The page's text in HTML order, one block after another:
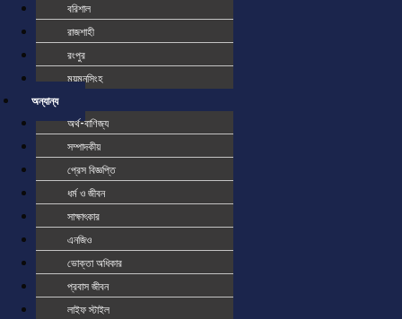
বরিশাল
রাজশাহী
রংপুর
ময়মনসিংহ
অন্যান্য
অর্থ-বাণিজ্য
সম্পাদকীয়
প্রেস বিজ্ঞপ্তি
ধর্ম ও জীবন
সাক্ষাৎকার
এনজিও
ভোক্তা অধিকার
প্রবাস জীবন
লাইফ স্টাইল